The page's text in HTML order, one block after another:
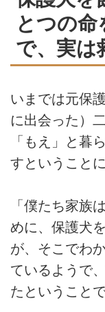
とつの命
で、実は
いまでは元保
に出会った）
「もえ」と暮
すということ
「僕たち家族
めに、保護犬
が、そこでわ
ているようで
たということで